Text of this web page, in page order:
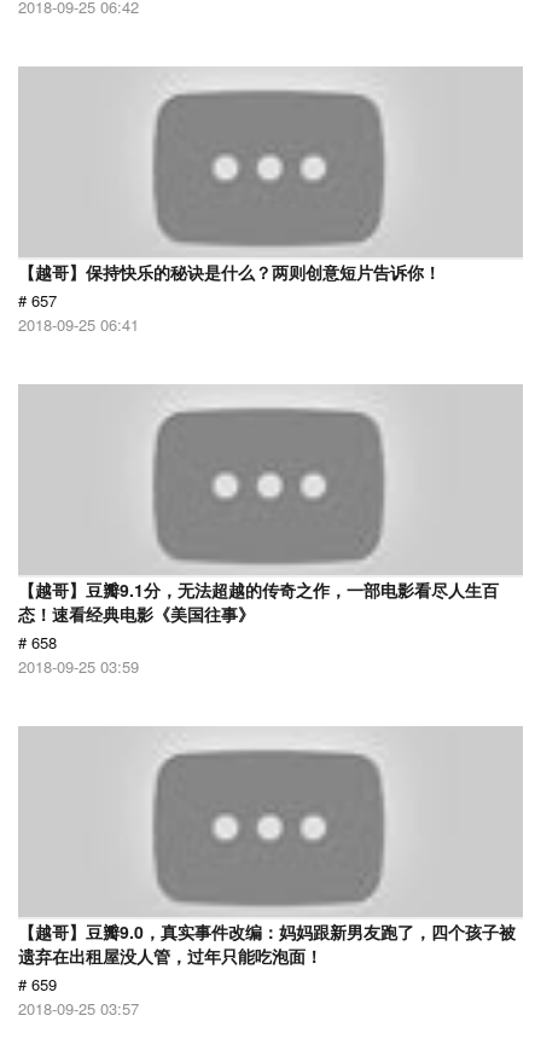
2018-09-25 06:42
【越哥】保持快乐的秘诀是什么？两则创意短片告诉你！
# 657
2018-09-25 06:41
【越哥】豆瓣9.1分，无法超越的传奇之作，一部电影看尽人生百
态！速看经典电影《美国往事》
# 658
2018-09-25 03:59
【越哥】豆瓣9.0，真实事件改编：妈妈跟新男友跑了，四个孩子被
遗弃在出租屋没人管，过年只能吃泡面！
# 659
2018-09-25 03:57